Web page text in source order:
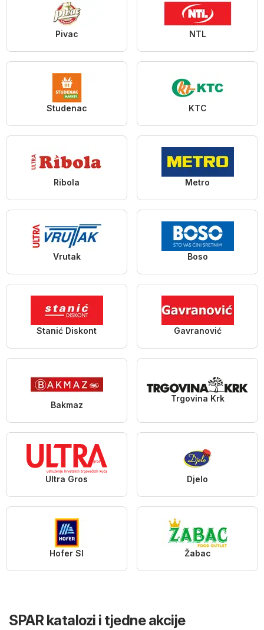
Pivac NTL
Studenac KTC
Ribola Metro
Vrutak Boso
Stanić Diskont Gavranović
Bakmaz
Trgovina Krk
Ultra Gros Djelo
Hofer SI Žabac
SPAR katalozi i tjedne akcije